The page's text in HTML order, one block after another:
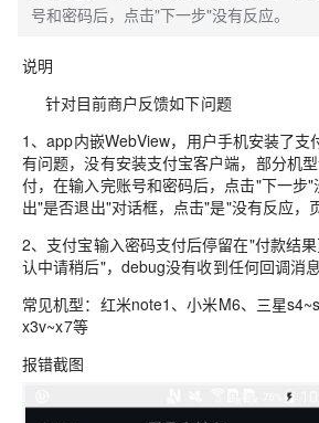
号和密码后，点击"下一步"没有反应。
说明
针对目前商户反馈如下问题
1、app内嵌WebView，用户手机安装了支
有问题，没有安装支付宝客户端，部分机
付，在输入完账号和密码后，点击"下一步
出"是否退出"对话框，点击"是"没有反应，
2、支付宝输入密码支付后停留在"付款结
认中请稍后"，debug没有收到任何回调消
常见机型：红米note1、小米M6、三星
x3v~x7等
报错截图